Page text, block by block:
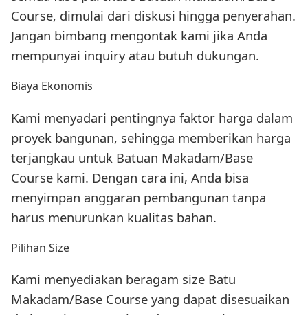
Course, dimulai dari diskusi hingga penyerahan.
Jangan bimbang mengontak kami jika Anda
mempunyai inquiry atau butuh dukungan.
Biaya Ekonomis
Kami menyadari pentingnya faktor harga dalam
proyek bangunan, sehingga memberikan harga
terjangkau untuk Batuan Makadam/Base
Course kami. Dengan cara ini, Anda bisa
menyimpan anggaran pembangunan tanpa
harus menurunkan kualitas bahan.
Pilihan Size
Kami menyediakan beragam size Batu
Makadam/Base Course yang dapat disesuaikan